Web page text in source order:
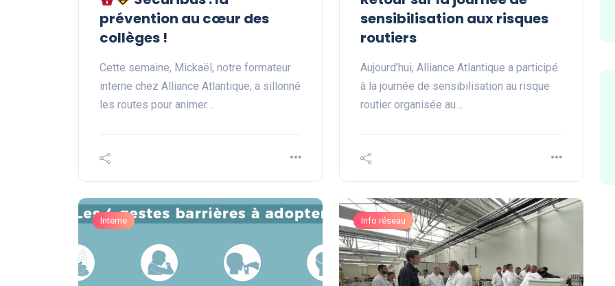
prévention au cœur des
collèges !
Cette semaine, Mickaël, notre formateur
interne chez Alliance Atlantique, a sillonné
les routes pour animer…
sensibilisation aux risques
routiers
Aujourd’hui, Alliance Atlantique a participé
à la journée de sensibilisation au risque
routier organisée au…
Interne Info réseau